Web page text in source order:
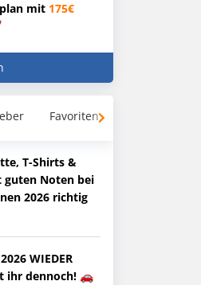
mit 175€
Favoriten
T-Shirts &
Noten bei
2026 richtig
WIEDER
ihr dennoch! 🚗